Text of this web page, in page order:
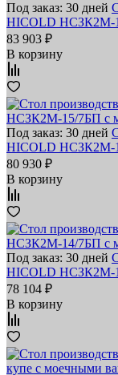
Под заказ: 30 дней
HICOLD НСЗК2М-
83 903 ₽
В корзину
Под заказ: 30 дней
HICOLD НСЗК2М-
80 930 ₽
В корзину
Под заказ: 30 дней
HICOLD НСЗК2М-
78 104 ₽
В корзину